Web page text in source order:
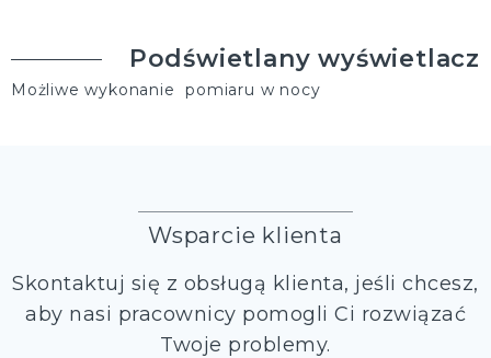
Podświetlany wyświetlacz
Możliwe wykonanie pomiaru w nocy
Wsparcie klienta
Skontaktuj się z obsługą klienta, jeśli chcesz,
aby nasi pracownicy pomogli Ci rozwiązać
Twoje problemy.